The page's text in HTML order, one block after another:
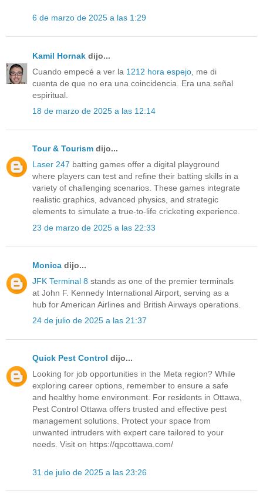
6 de marzo de 2025 a las 1:29
Kamil Hornak dijo...
Cuando empecé a ver la 1212 hora espejo , me di
cuenta de que no era una coincidencia. Era una señal
espiritual.
18 de marzo de 2025 a las 12:14
Tour & Tourism dijo...
Laser 247 batting games offer a digital playground
where players can test and refine their batting skills in a
variety of challenging scenarios. These games integrate
realistic graphics, advanced physics, and strategic
elements to simulate a true-to-life cricketing experience.
23 de marzo de 2025 a las 22:33
Monica dijo...
JFK Terminal 8 stands as one of the premier terminals
at John F. Kennedy International Airport, serving as a
hub for American Airlines and British Airways operations.
24 de julio de 2025 a las 21:37
Quick Pest Control dijo...
Looking for job opportunities in the Meta region? While
exploring career options, remember to ensure a safe
and healthy home environment. For residents in Ottawa,
Pest Control Ottawa offers trusted and effective pest
management solutions. Protect your space from
unwanted intruders with expert care tailored to your
needs. Visit on https://qpcottawa.com/
31 de julio de 2025 a las 23:26